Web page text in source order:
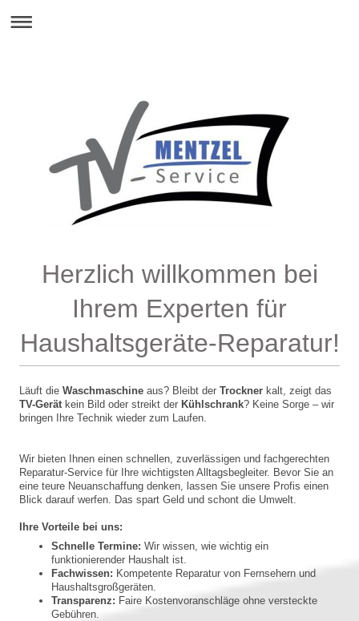
Herzlich willkommen bei
Ihrem Experten für
Haushaltsgeräte-Reparatur!
Läuft die Waschmaschine aus? Bleibt der Trockner kalt, zeigt das
TV-Gerätkein Bild oder streikt der Kühlschrank? Keine Sorge – wir
bringen Ihre Technik wieder zum Laufen.
Wir bieten Ihnen einen schnellen, zuverlässigen und fachgerechten
Reparatur-Service für Ihre wichtigsten Alltagsbegleiter. Bevor Sie an
eine teure Neuanschaffung denken, lassen Sie unsere Profis einen
Blick darauf werfen. Das spart Geld und schont die Umwelt.
Ihre Vorteile bei uns:
Schnelle Termine: Wir wissen, wie wichtig ein
funktionierender Haushalt ist.
Fachwissen: Kompetente Reparatur von Fernsehern und
Haushaltsgroßgeräten.
Transparenz: Faire Kostenvoranschläge ohne versteckte
Gebühren.